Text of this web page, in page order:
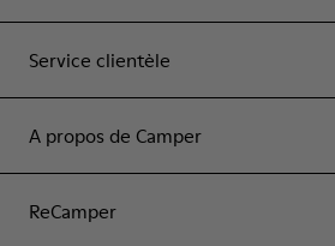
Service clientèle
A propos de Camper
ReCamper